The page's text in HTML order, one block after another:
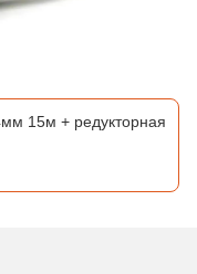
15м + редукторная